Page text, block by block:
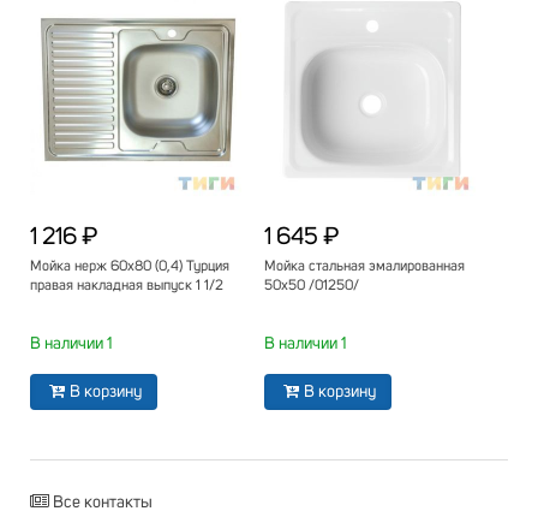
1 216 ₽
Мойка нерж 60х80 (0,4) Турция
правая накладная выпуск 1 1/2
В наличии 1
В корзину
1 645 ₽
Мойка стальная эмалированная
50х50 /01250/
В наличии 1
В корзину
Все контакты